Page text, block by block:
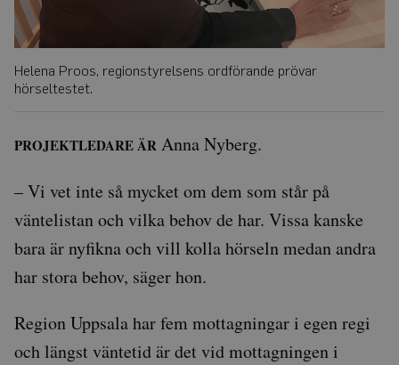
Helena Proos, regionstyrelsens ordförande prövar
hörseltestet.
PROJEKTLEDARE ÄR Anna Nyberg.
– Vi vet inte så mycket om dem som står på
väntelistan och vilka behov de har. Vissa kanske
bara är nyfikna och vill kolla hörseln medan andra
har stora behov, säger hon.
Region Uppsala har fem mottagningar i egen regi
och längst väntetid är det vid mottagningen i